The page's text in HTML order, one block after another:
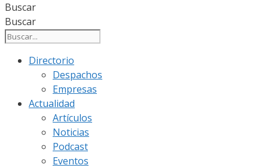
Buscar
Buscar
Directorio
Despachos
Empresas
Actualidad
Artículos
Noticias
Podcast
Eventos